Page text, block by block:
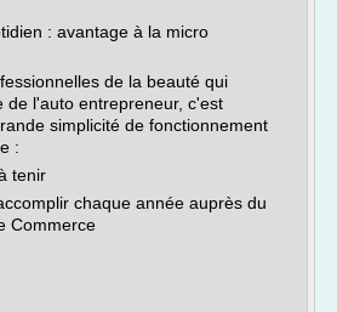
: avantage à la micro
de la beauté qui
de l'auto entrepreneur, c'est
simplicité de fonctionnement
:
tenir
chaque année auprès du
Commerce